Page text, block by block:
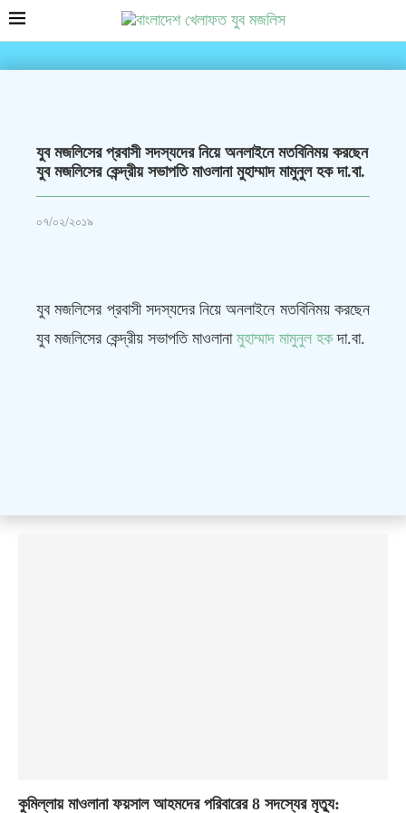
যুব মজলিসের প্রবাসী সদস্যদের নিয়ে অনলাইনে মতবিনিময় করছেন
যুব মজলিসের কেন্দ্রীয় সভাপতি মাওলানা মুহাম্মাদ মামুনুল হক দা.বা.
০৭/০২/২০১৯
যুব মজলিসের প্রবাসী সদস্যদের নিয়ে অনলাইনে মতবিনিময় করছেন
যুব মজলিসের কেন্দ্রীয় সভাপতি মাওলানা মুহাম্মাদ মামুনুল হকদা.বা.
কুমিল্লায় মাওলানা ফয়সাল আহমদের পরিবারের 8 সদস্যের মৃত্যু: